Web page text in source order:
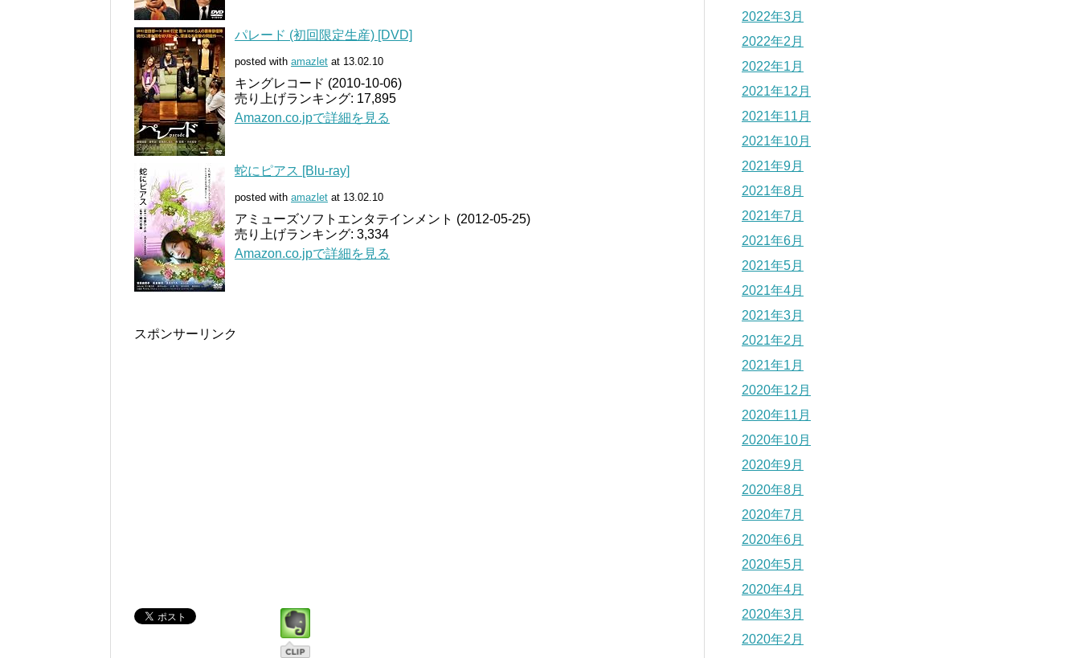
パレード (初回限定生産) [DVD]
posted with amazlet at 13.02.10
キングレコード (2010-10-06)
売り上げランキング: 17,895
Amazon.co.jpで詳細を見る
蛇にピアス [Blu-ray]
posted with amazlet at 13.02.10
アミューズソフトエンタテインメント (2012-05-25)
売り上げランキング: 3,334
Amazon.co.jpで詳細を見る
スポンサーリンク
2022年3月
2022年2月
2022年1月
2021年12月
2021年11月
2021年10月
2021年9月
2021年8月
2021年7月
2021年6月
2021年5月
2021年4月
2021年3月
2021年2月
2021年1月
2020年12月
2020年11月
2020年10月
2020年9月
2020年8月
2020年7月
2020年6月
2020年5月
2020年4月
2020年3月
2020年2月